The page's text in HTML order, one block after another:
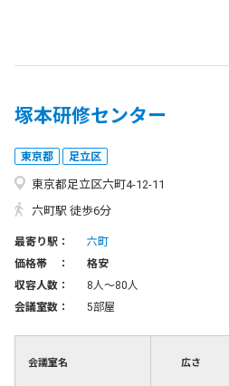
塚本研修センター
東京都 足立区
東京都足立区六町4-12-11
六町駅 徒歩6分
最寄り駅：
六町
価格帯 ：
格安
収容人数：
8人〜80人
会議室数：
5部屋
会議室名 広さ